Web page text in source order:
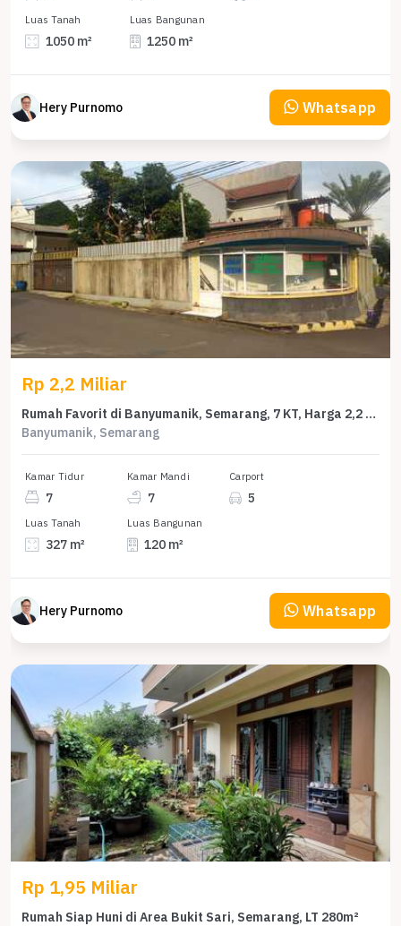
Luas Tanah
1050 m²
Luas Bangunan
1250 m²
Hery Purnomo Whatsapp
Rp 2,2 Miliar
Rumah Favorit di Banyumanik, Semarang, 7 KT, Harga 2,2 Miliar
Banyumanik, Semarang
Kamar Tidur
7
Kamar Mandi
7
Carport
5
Luas Tanah
327 m²
Luas Bangunan
120 m²
Hery Purnomo Whatsapp
Rp 1,95 Miliar
Rumah Siap Huni di Area Bukit Sari, Semarang, LT 280m²